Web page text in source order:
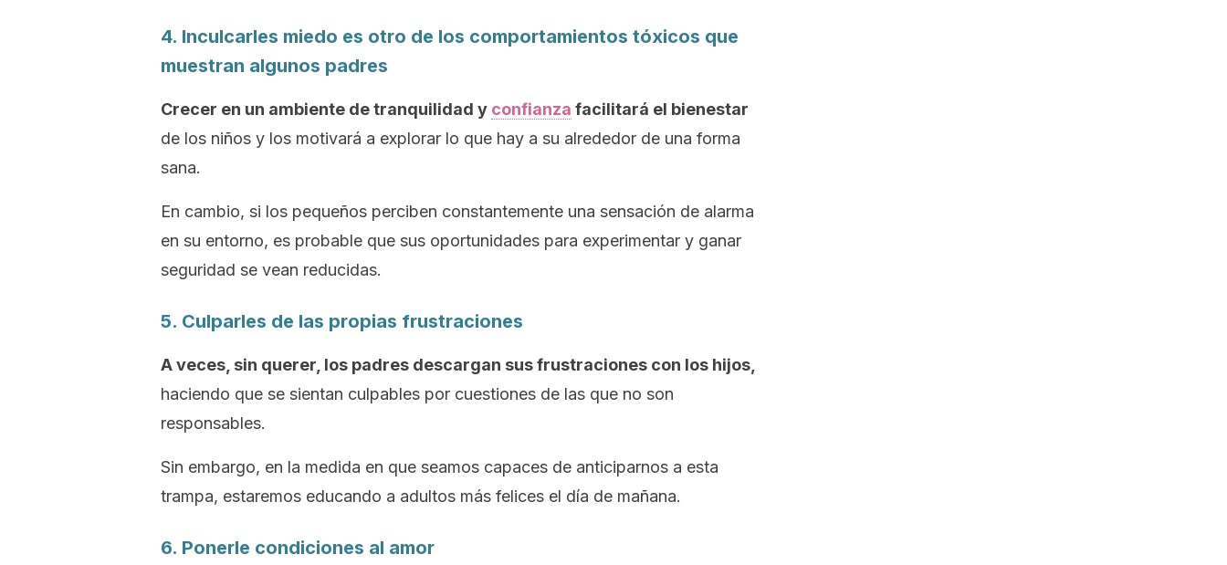
4. Inculcarles miedo es otro de los comportamientos tóxicos que
muestran algunos padres
Crecer en un ambiente de tranquilidad y confianza facilitará el bienestar
de los niños y los motivará a explorar lo que hay a su alrededor de una forma
sana.
En cambio, si los pequeños perciben constantemente una sensación de alarma
en su entorno, es probable que sus oportunidades para experimentar y ganar
seguridad se vean reducidas.
5. Culparles de las propias frustraciones
A veces, sin querer, los padres descargan sus frustraciones con los hijos,
haciendo que se sientan culpables por cuestiones de las que no son
responsables.
Sin embargo, en la medida en que seamos capaces de anticiparnos a esta
trampa, estaremos educando a adultos más felices el día de mañana.
6. Ponerle condiciones al amor